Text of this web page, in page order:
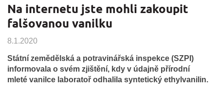
Na internetu jste mohli zakoupit
falšovanou vanilku
8.1.2020
Státní zemědělská a potravinářská inspekce (SZPI)
informovala o svém zjištění, kdy v údajně přírodní
mleté vanilce laboratoř odhalila syntetický ethylvanilin.